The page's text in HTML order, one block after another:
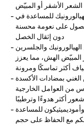
الشعر الأشقر أو المبيّض
للمساعدة في
على نعومة محسنة
دون إثقال الخصل
والجلسرين
الهش، مما يعزز
أكثر تماسكًا ومرونة
بمضادات الأكسدة
من العوامل الخارجية
أكثر هدوءًا وترطيبًا
للمساعدة
مع الحفاظ على حجم